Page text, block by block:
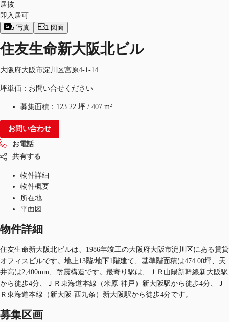
居抜
即入居可
5 写真 1 図面
住友生命新大阪北ビル
大阪府大阪市淀川区宮原4-1-14
坪単価：お問い合せください
募集面積： 123.22 坪 / 407 m²
お問い合わせ
お電話
共有する
物件詳細
物件概要
所在地
平面図
物件詳細
住友生命新大阪北ビルは、1986年竣工の大阪府大阪市淀川区にある賃貸
オフィスビルです。地上13階/地下1階建て、基準階面積は474.00坪、天
井高は2,400mm、耐震構造です。最寄り駅は、ＪＲ山陽新幹線新大阪駅
から徒歩4分、ＪＲ東海道本線（米原-神戸）新大阪駅から徒歩4分、Ｊ
Ｒ東海道本線（新大阪-西九条）新大阪駅から徒歩4分です。
募集区画